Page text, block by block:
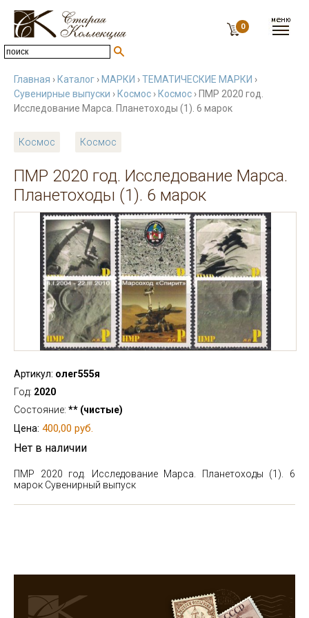
0
Главная › Каталог › МАРКИ ›ТЕМАТИЧЕСКИЕ МАРКИ ›
Сувенирные выпуски › Космос › Космос › ПМР 2020 год.
Исследование Марса. Планетоходы (1). 6 марок
Космос Космос
ПМР 2020 год. Исследование Марса.
Планетоходы (1). 6 марок
Артикул: олег555я
Год: 2020
Состояние: ** (чистые)
Цена: 400,00 руб.
Нет в наличии
ПМР 2020 год. Исследование Марса. Планетоходы (1). 6
марок Сувенирный выпуск